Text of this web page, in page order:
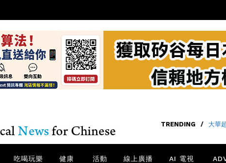
TRENDING / 大華
吃喝玩樂 健康 活動 線上廣播 AI 電視